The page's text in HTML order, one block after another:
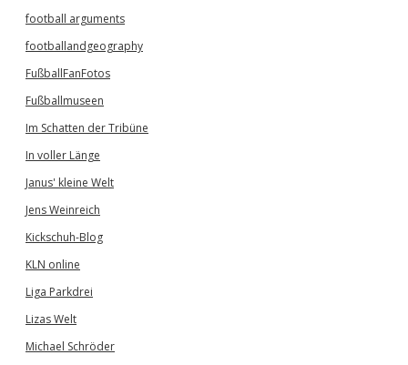
football arguments
footballandgeography
FußballFanFotos
Fußballmuseen
Im Schatten der Tribüne
In voller Länge
Janus' kleine Welt
Jens Weinreich
Kickschuh-Blog
KLN online
Liga Parkdrei
Lizas Welt
Michael Schröder